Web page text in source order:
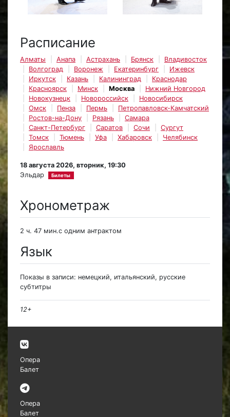
Расписание
Алматы Анапа Астрахань Брянск
Владивосток
Волгоград
Воронеж Екатеринбург
Ижевск
Иркутск
Казань Калининград
Краснодар
Красноярск
Минск Москва
Нижний Новгород
Новокузнецк
Новороссийск
Новосибирск
Омск
Пенза Пермь
Петропавловск-Камчатский
Ростов-на-Дону
Рязань
Самара
Санкт-Петербург
Саратов Сочи
Сургут
Томск
Тюмень Уфа Хабаровск
Челябинск
Ярославль
18 августа 2026, вторник, 19:30
Эльдар
Билеты
Хронометраж
2 ч. 47 мин.с одним антрактом
Язык
Показы в записи: немецкий, итальянский, русские
субтитры
12+
Опера
Балет
Опера
Балет